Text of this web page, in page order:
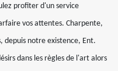
profiter d'un service
vos attentes. Charpente,
notre existence, Ent.
dans les règles de l'art alors